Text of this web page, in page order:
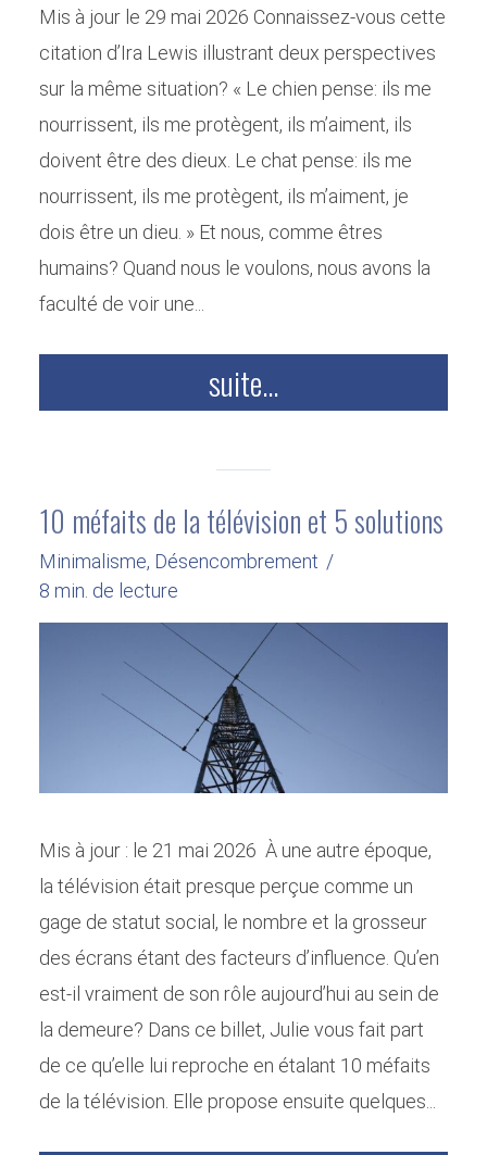
Mis à jour le 29 mai 2026 Connaissez-vous cette
citation d’Ira Lewis illustrant deux perspectives
sur la même situation? « Le chien pense: ils me
nourrissent, ils me protègent, ils m’aiment, ils
doivent être des dieux. Le chat pense: ils me
nourrissent, ils me protègent, ils m’aiment, je
dois être un dieu. » Et nous, comme êtres
humains? Quand nous le voulons, nous avons la
faculté de voir une...
suite...
10 méfaits de la télévision et 5 solutions
Minimalisme, Désencombrement
8 min. de lecture
Mis à jour : le 21 mai 2026 À une autre époque,
la télévision était presque perçue comme un
gage de statut social, le nombre et la grosseur
des écrans étant des facteurs d’influence. Qu’en
est-il vraiment de son rôle aujourd’hui au sein de
la demeure? Dans ce billet, Julie vous fait part
de ce qu’elle lui reproche en étalant 10 méfaits
de la télévision. Elle propose ensuite quelques...